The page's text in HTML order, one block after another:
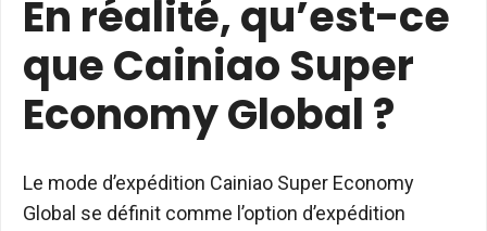
En réalité, qu’est-ce
que Cainiao Super
Economy Global ?
Le mode d’expédition Cainiao Super Economy
Global se définit comme l’option d’expédition